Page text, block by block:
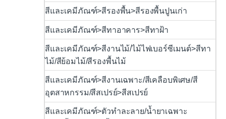
สีและเคมีภัณฑ์>สีรองพื้น>สีรองพื้นปูนเก่า
สีและเคมีภัณฑ์>สีทาอาคาร>สีทาฝ้า
สีและเคมีภัณฑ์>สีงานไม้/ไม้ไฟเบอร์ซีเมนต์>สีทา
ไม้/สีย้อมไม้/สีรองพื้นไม้
สีและเคมีภัณฑ์>สีงานเฉพาะ/สีเคลือบพิเศษ/สี
อุตสาหกรรม/สีสเปรย์>สีสเปรย์
สีและเคมีภัณฑ์>ตัวทำละลาย/น้ำยาเฉพาะ